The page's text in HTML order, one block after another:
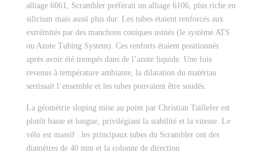
alliage 6061, Scrambler préférait un alliage 6106, plus riche en
silicium mais aussi plus dur. Les tubes étaient renforcés aux
extrémités par des manchons coniques usinés (le système ATS
ou Azote Tubing System). Ces renforts étaient positionnés
après avoir été trempés dans de l’azote liquide. Une fois
revenus à température ambiante, la dilatation du matériau
sertissait l’ensemble et les tubes pouvaient être soudés.
La géométrie sloping mise au point par Christian Taillefer est
plutôt basse et longue, privilégiant la stabilité et la vitesse. Le
vélo est massif : les principaux tubes du Scrambler ont des
diamètres de 40 mm et la colonne de direction